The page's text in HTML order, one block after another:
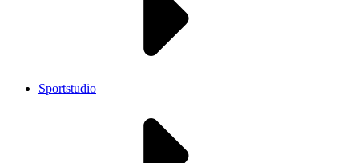
Sportstudio